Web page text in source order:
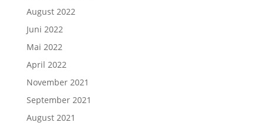
August 2022
Juni 2022
Mai 2022
April 2022
November 2021
September 2021
August 2021